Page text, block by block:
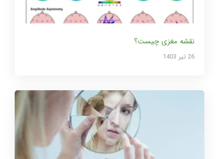
نقشه مغزی چیست؟
26 تير 1403